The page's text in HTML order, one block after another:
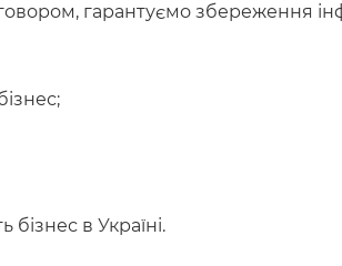
гарантуємо збереження
в Україні.